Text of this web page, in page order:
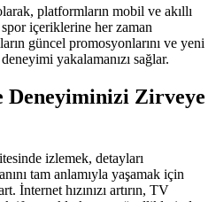
platformların mobil ve akıllı
içeriklerine her zaman
güncel promosyonlarını ve yeni
yakalamanızı sağlar.
Deneyiminizi Zirveye
izlemek, detayları
tam anlamıyla yaşamak için
İnternet hızınızı artırın, TV